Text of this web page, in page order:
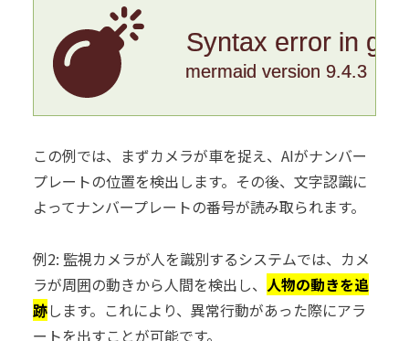
Syntax error in
mermaid version 9.4.3
この例では、まずカメラが車を捉え、AIがナンバー
プレートの位置を検出します。その後、文字認識に
よってナンバープレートの番号が読み取られます。
例2: 監視カメラが人を識別するシステムでは、カメ
ラが周囲の動きから人間を検出し、 人物の動きを追
跡します。これにより、異常行動があった際にアラ
ートを出すことが可能です。